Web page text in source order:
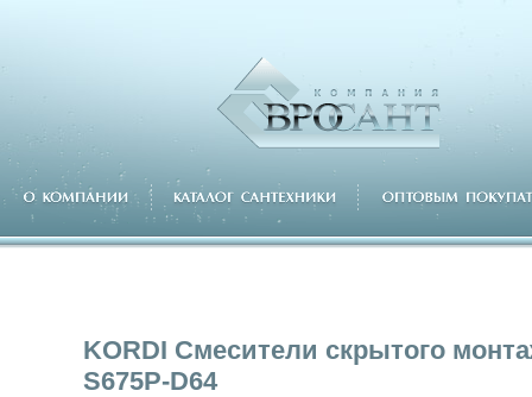
KORDI Смесители скрытого
S675P-D64